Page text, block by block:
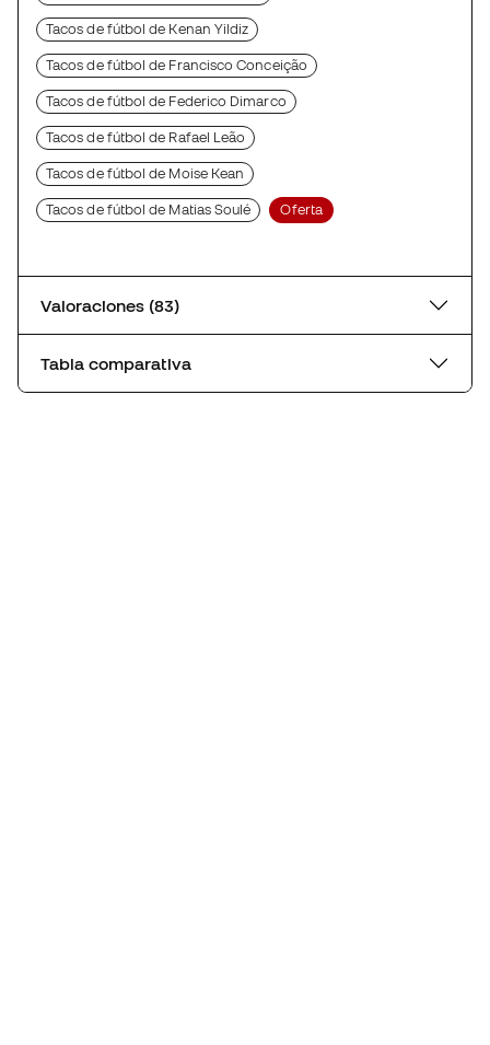
Tacos de fútbol de Kenan Yildiz
Tacos de fútbol de Francisco Conceição
Tacos de fútbol de Federico Dimarco
Tacos de fútbol de Rafael Leão
Tacos de fútbol de Moise Kean
Tacos de fútbol de Matias Soulé Oferta
Valoraciones (83)
Tabla comparativa